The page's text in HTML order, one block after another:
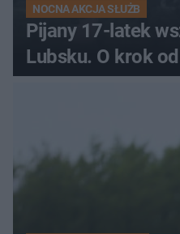
NOCNA AKCJA SŁUŻB
Pijany 17-latek
Lubsku. O krok